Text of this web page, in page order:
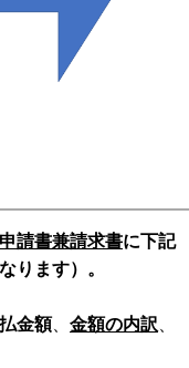
請書兼請求書に下記
ります）。
金額、 金額の内訳